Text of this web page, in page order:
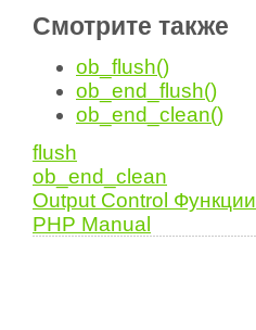
Смотрите также
ob_flush()
ob_end_flush()
ob_end_clean()
flush
ob_end_clean
Output Control Функции
PHP Manual